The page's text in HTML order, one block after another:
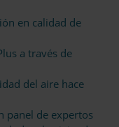
en calidad de
a través de
del aire hace
panel de expertos